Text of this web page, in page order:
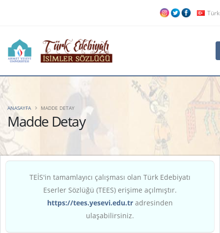
Madde Detay
ANASAYFA MADDE DETAY
TEİS'in tamamlayıcı çalışması olan Türk Edebiyatı
Eserler Sözlüğü (TEES) erişime açılmıştır.
https://tees.yesevi.edu.tr adresinden
ulaşabilirsiniz.